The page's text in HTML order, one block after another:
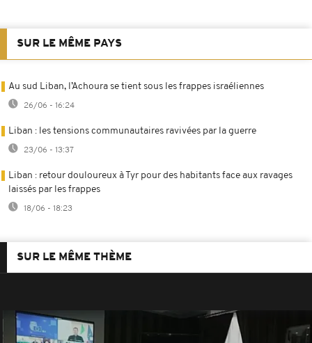
SUR LE MÊME PAYS
Au sud Liban, l’Achoura se tient sous les frappes israéliennes
26/06 - 16:24
Liban : les tensions communautaires ravivées par la guerre
23/06 - 13:37
Liban : retour douloureux à Tyr pour des habitants face aux ravages
laissés par les frappes
18/06 - 18:23
SUR LE MÊME THÈME